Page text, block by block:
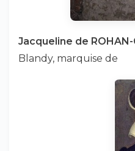
Jacqueline de ROHAN-
Blandy, marquise de